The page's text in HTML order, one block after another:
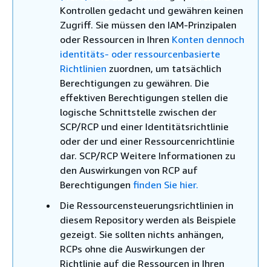
Kontrollen gedacht und gewähren keinen
Zugriff. Sie müssen den IAM-Prinzipalen
oder Ressourcen in Ihren Konten dennoch
identitäts- oder ressourcenbasierte
Richtlinien zuordnen, um tatsächlich
Berechtigungen zu gewähren. Die
effektiven Berechtigungen stellen die
logische Schnittstelle zwischen der
SCP/RCP und einer Identitätsrichtlinie
oder der und einer Ressourcenrichtlinie
dar. SCP/RCP Weitere Informationen zu
den Auswirkungen von RCP auf
Berechtigungen finden Sie hier.
Die Ressourcensteuerungsrichtlinien in
diesem Repository werden als Beispiele
gezeigt. Sie sollten nichts anhängen,
RCPs ohne die Auswirkungen der
Richtlinie auf die Ressourcen in Ihren